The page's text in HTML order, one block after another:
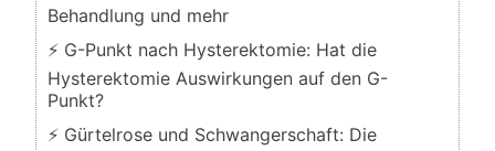
Behandlung und mehr
⚡ G-Punkt nach Hysterektomie: Hat die
Hysterektomie Auswirkungen auf den G-
Punkt?
⚡ Gürtelrose und Schwangerschaft: Die